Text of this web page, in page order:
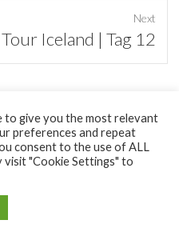
Next
Iceland | Tag 12
tumblr
by:
to give you the most relevant
preferences and repeat
consent to the use of ALL
visit "Cookie Settings" to